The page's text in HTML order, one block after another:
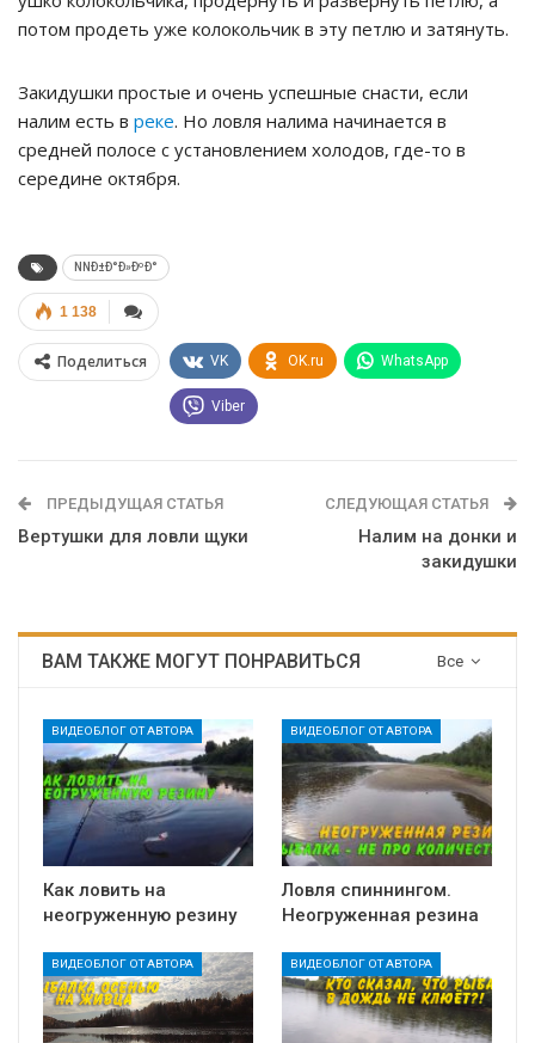
потом продеть уже колокольчик в эту петлю и затянуть.
Закидушки простые и очень успешные снасти, если
налим есть в реке. Но ловля налима начинается в
средней полосе с установлением холодов, где-то в
середине октября.
NNÐ±Ð°Ð»ÐºÐ°
1 138
Поделиться VK OK.ru WhatsApp
Viber
ПРЕДЫДУЩАЯ СТАТЬЯ
Вертушки для ловли щуки
СЛЕДУЮЩАЯ СТАТЬЯ
Налим на донки и
закидушки
Все
ВАМ ТАКЖЕ МОГУТ ПОНРАВИТЬСЯ
ВИДЕОБЛОГ ОТ АВТОРА
Как ловить на
неогруженную резину
ВИДЕОБЛОГ ОТ АВТОРА
Ловля спиннингом.
Неогруженная резина
ВИДЕОБЛОГ ОТ АВТОРА ВИДЕОБЛОГ ОТ АВТОРА